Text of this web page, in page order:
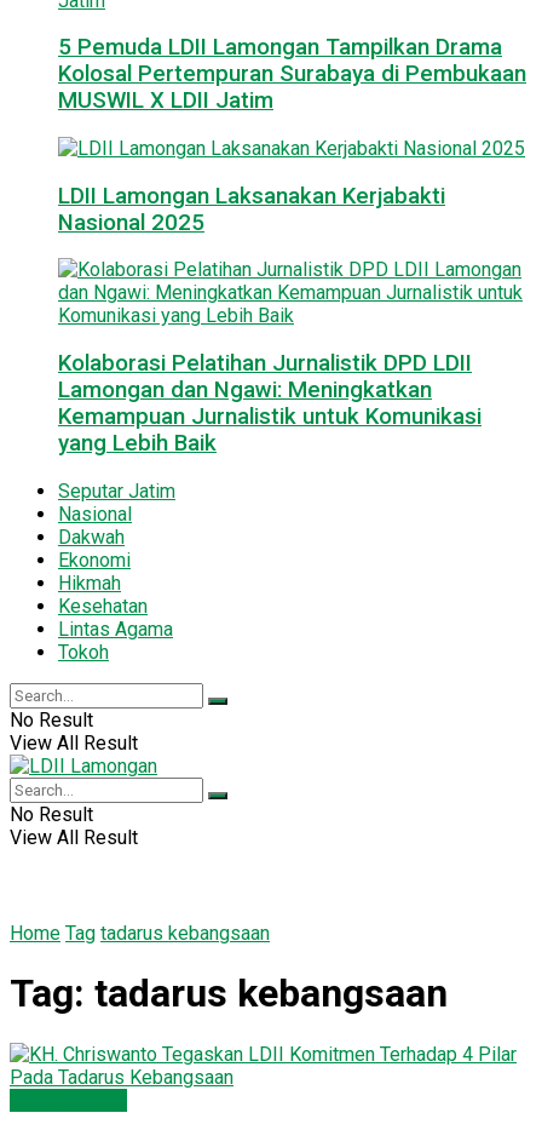
5 Pemuda LDII Lamongan Tampilkan Drama
Kolosal Pertempuran Surabaya di Pembukaan
MUSWIL X LDII Jatim
LDII Lamongan Laksanakan Kerjabakti
Nasional 2025
Kolaborasi Pelatihan Jurnalistik DPD LDII
Lamongan dan Ngawi: Meningkatkan
Kemampuan Jurnalistik untuk Komunikasi
yang Lebih Baik
Seputar Jatim
Nasional
Dakwah
Ekonomi
Hikmah
Kesehatan
Lintas Agama
Tokoh
No Result
View All Result
No Result
View All Result
Home Tag tadarus kebangsaan
Tag: tadarus kebangsaan